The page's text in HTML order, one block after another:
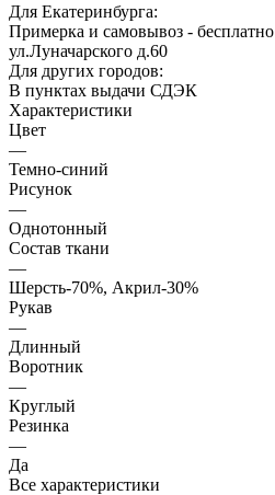
Для Екатеринбурга:
Примерка и самовывоз - бесплатно
ул.Луначарского д.60
Для других городов:
В пунктах выдачи СДЭК
Характеристики
Цвет
—
Темно-синий
Рисунок
—
Однотонный
Состав ткани
—
Шерсть-70%, Акрил-30%
Рукав
—
Длинный
Воротник
—
Круглый
Резинка
—
Да
Все характеристики